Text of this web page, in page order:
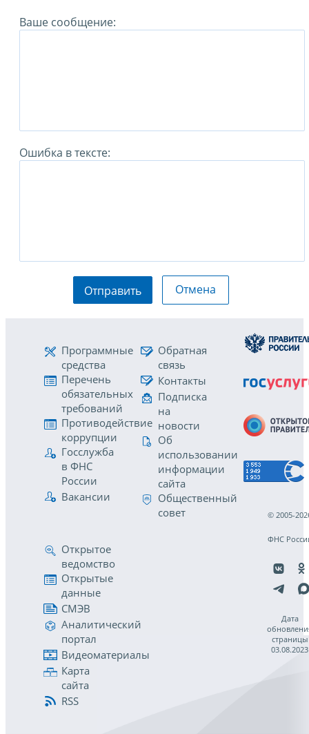
Ваше сообщение:
Ошибка в тексте:
Отправить Отмена
Программные
средства
Перечень
обязательных
требований
Противодействие
коррупции
Госслужба
в ФНС
России
Вакансии
Обратная
связь
Контакты
Подписка
на
новости
Об
использовании
информации
сайта
Общественный
совет
Открытое
ведомство
Открытые
данные
СМЭВ
Аналитический
портал
Видеоматериалы
Карта
сайта
RSS
© 2005-
ФНС
Дата
страницы
03.08.2023